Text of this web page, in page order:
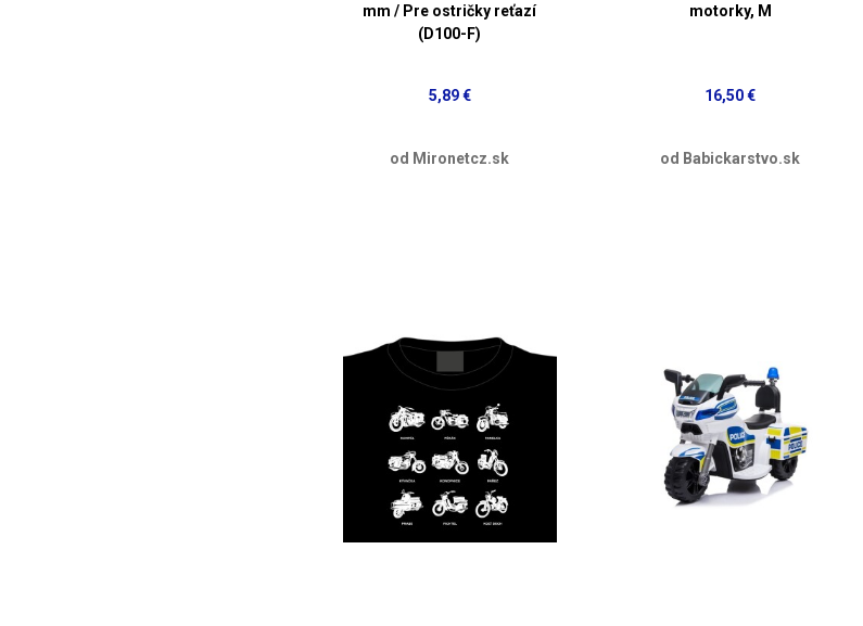
mm / Pre ostričky reťazí
(D100-F)
5,89 €
od Mironetcz.sk
motorky, M
16,50 €
od Babickarstvo.sk